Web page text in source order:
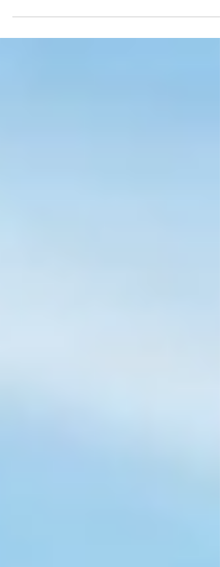
particular lucrativo desde a planta
arquitetônica até a operação com foco